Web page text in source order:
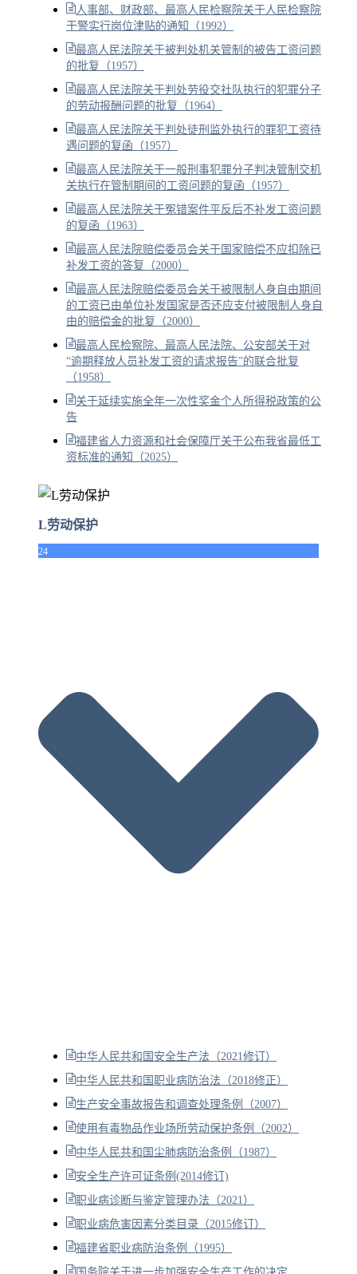
人事部、财政部、最高人民检察院关于人民检察院
干警实行岗位津贴的通知（1992）
最高人民法院关于被判处机关管制的被告工资问题
的批复（1957）
最高人民法院关于判处劳役交社队执行的犯罪分子
的劳动报酬问题的批复（1964）
最高人民法院关于判处徒刑监外执行的罪犯工资待
遇问题的复函（1957）
最高人民法院关于一般刑事犯罪分子判决管制交机
关执行在管制期间的工资问题的复函（1957）
最高人民法院关于冤错案件平反后不补发工资问题
的复函（1963）
最高人民法院赔偿委员会关于国家赔偿不应扣除已
补发工资的答复（2000）
最高人民法院赔偿委员会关于被限制人身自由期间
的工资已由单位补发国家是否还应支付被限制人身自
由的赔偿金的批复（2000）
最高人民检察院、最高人民法院、公安部关于对
“逾期释放人员补发工资的请求报告”的联合批复
（1958）
关于延续实施全年一次性奖金个人所得税政策的公
告
福建省人力资源和社会保障厅关于公布我省最低工
资标准的通知（2025）
L劳动保护
24
中华人民共和国安全生产法（2021修订）
中华人民共和国职业病防治法（2018修正）
生产安全事故报告和调查处理条例（2007）
使用有毒物品作业场所劳动保护条例（2002）
中华人民共和国尘肺病防治条例（1987）
安全生产许可证条例(2014修订)
职业病诊断与鉴定管理办法（2021）
职业病危害因素分类目录（2015修订）
福建省职业病防治条例（1995）